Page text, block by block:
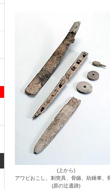
(上から)
アワビおこし、刺突具、骨鏃、紡錘車、
(原の辻遺跡)